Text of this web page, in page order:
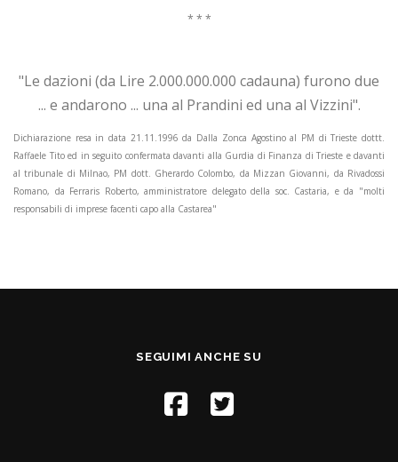
* * *
"Le dazioni (da Lire 2.000.000.000 cadauna) furono due
... e andarono ... una al Prandini ed una al Vizzini".
Dichiarazione resa in data 21.11.1996 da Dalla Zonca Agostino al PM di Trieste dottt.
Raffaele Tito ed in seguito confermata davanti alla Gurdia di Finanza di Trieste e davanti
al tribunale di Milnao, PM dott. Gherardo Colombo, da Mizzan Giovanni, da Rivadossi
Romano, da Ferraris Roberto, amministratore delegato della soc. Castaria, e da "molti
responsabili di imprese facenti capo alla Castarea"
SEGUIMI ANCHE SU